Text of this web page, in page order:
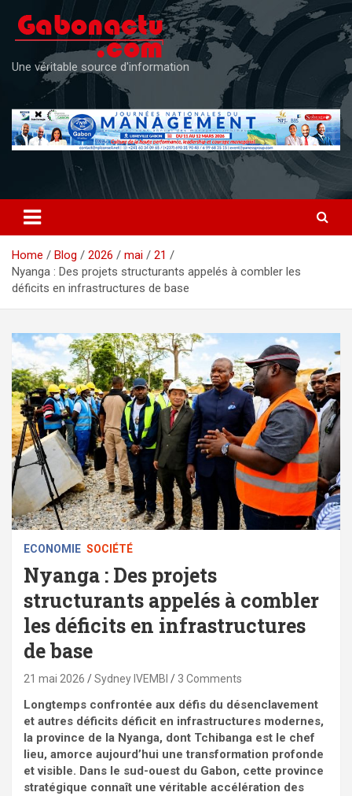
content
Une véritable source d'information
Home Blog 2026 mai
21
Nyanga : Des projets structurants appelés à combler les
déficits en infrastructures de base
ECONOMIE SOCIÉTÉ
Nyanga : Des projets
structurants appelés à combler
les déficits en infrastructures
de base
21 mai 2026 Sydney IVEMBI 3 Comments
Longtemps confrontée aux défis du désenclavement
et autres déficits déficit en infrastructures modernes,
la province de la Nyanga, dont Tchibanga est le chef
lieu, amorce aujourd’hui une transformation profonde
et visible. Dans le sud-ouest du Gabon, cette province
stratégique connaît une véritable accélération des